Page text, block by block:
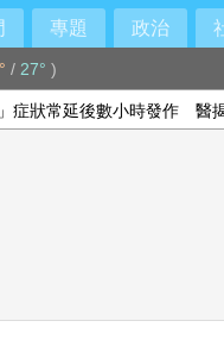
專題 政治
/ 27° )
」症狀常延後數小時發作 醫